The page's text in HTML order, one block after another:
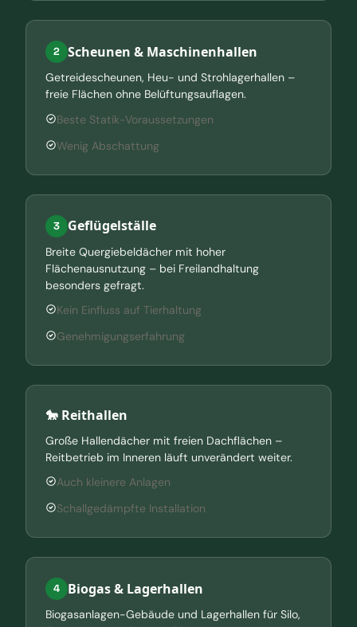
2 Scheunen & Maschinenhallen
Getreidescheunen, Heu- und Strohlagerhallen –
freie Flächen ohne Belüftungsauflagen.
Beste Statik-Voraussetzungen
Wenig Abschattung
3 Geflügelställe
Breite Quergiebeldächer mit hoher
Flächenausnutzung – bei Freilandhaltung
besonders gefragt.
Kein Einfluss auf Tierhaltung
Genehmigungserfahrung
🐎 Reithallen
Große Hallendächer mit freien Dachflächen –
Reitbetrieb im Inneren läuft unverändert weiter.
Auch kleinere Anlagen
Schallgedämpfte Installation
4 Biogas & Lagerhallen
Biogasanlagen-Gebäude und Lagerhallen für Silo,